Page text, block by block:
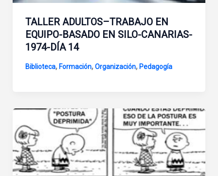
TALLER ADULTOS–TRABAJO EN
EQUIPO-BASADO EN SILO-CANARIAS-
1974-DÍA 14
Biblioteca,Formación,Organización,Pedagogía